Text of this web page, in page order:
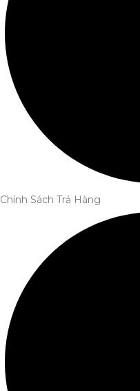
Chính Sách Trả Hàng